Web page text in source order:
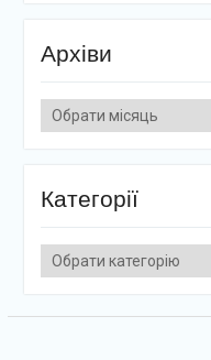
Архіви
Архіви
Категорії
Категорії